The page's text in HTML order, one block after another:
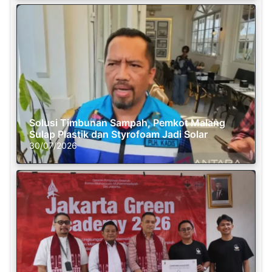
Solusi Timbunan Sampah, Pemkot Malang
Sulap Plastik dan Styrofoam Jadi Solar
30/07/2026